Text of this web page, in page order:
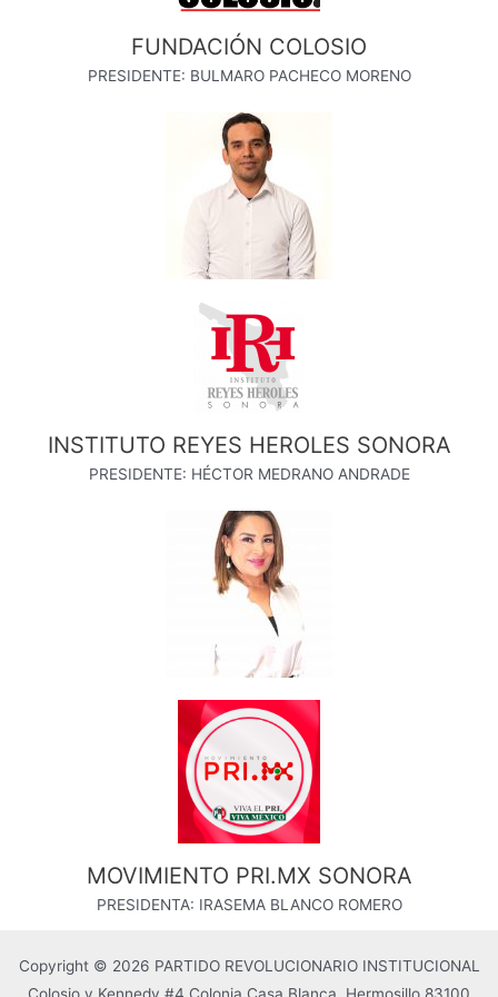
FUNDACIÓN COLOSIO
PRESIDENTE: BULMARO PACHECO MORENO
INSTITUTO REYES HEROLES SONORA
PRESIDENTE: HÉCTOR MEDRANO ANDRADE
MOVIMIENTO PRI.MX SONORA
PRESIDENTA: IRASEMA BLANCO ROMERO
Copyright © 2026 PARTIDO REVOLUCIONARIO INSTITUCIONAL